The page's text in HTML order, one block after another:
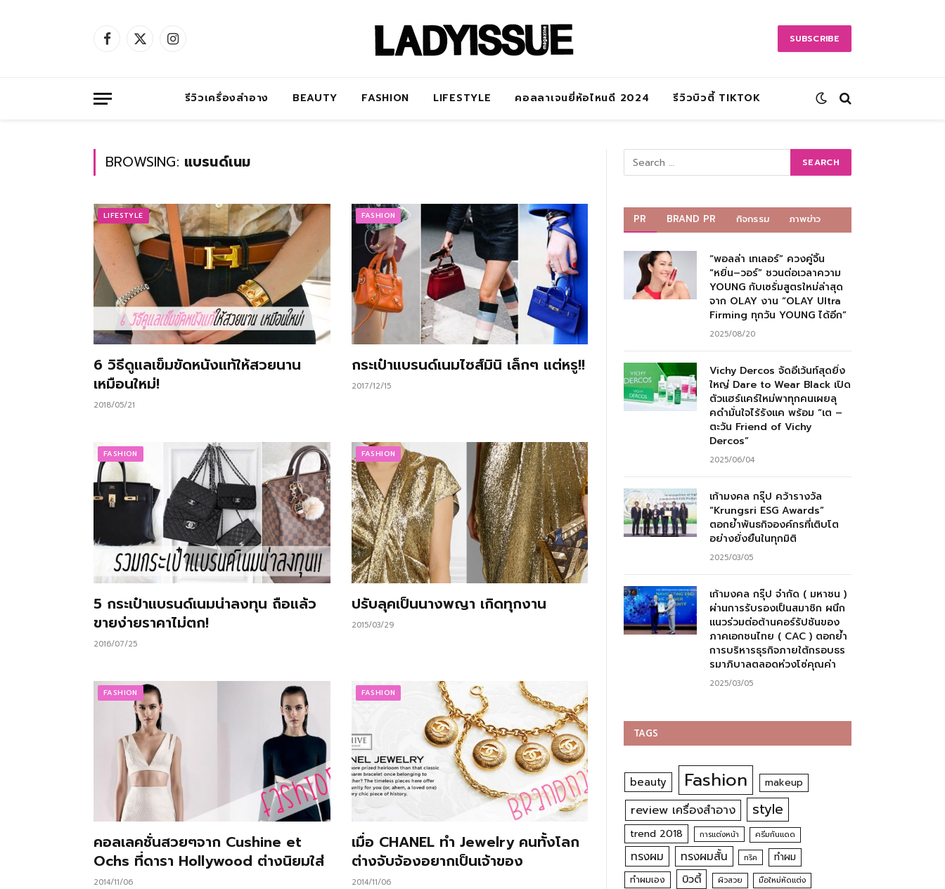
Facebook
X
Instagram SUBSCRIBE
รีวิวเครื่องสำอาง BEAUTY FASHION LIFESTYLE คอลลาเจนยี่ห้อไหนดี 2024 รีวิวบิวตี้ TIKTOK
BROWSING: แบรนด์เนม
LIFESTYLE
6 วิธีดูแลเข็มขัดหนังแท้ให้สวยนาน
เหมือนใหม่!
2018/05/21
FASHION
กระเป๋าแบรนด์เนมไซส์มินิ เล็กๆ แต่หรู!!
2017/12/15
FASHION
5 กระเป๋าแบรนด์เนมน่าลงทุน ถือแล้ว
ขายง่ายราคาไม่ตก!
2016/07/25
FASHION
ปรับลุคเป็นนางพญา เกิดทุกงาน
2015/03/29
FASHION
คอลเลคชั่นสวยๆจาก Cushine et
Ochs ที่ดารา Hollywood ต่างนิยมใส่
2014/11/06
FASHION
เมื่อ CHANEL ทำ Jewelry คนทั้งโลก
ต่างจับจ้องอยากเป็นเจ้าของ
2014/11/06
PR BRAND PR กิจกรรม ภาพข่าว
“พอลล่า เทเลอร์” ควงคู่จิ้น
“หยิ่น–วอร์” ชวนต่อเวลาความ
YOUNG กับเซรั่มสูตรใหม่ล่าสุด
จาก OLAY งาน “OLAY Ultra
Firming ทุกวัน YOUNG ได้อีก”
2025/08/20
Vichy Dercos จัดอีเว้นท์สุดยิ่ง
ใหญ่ Dare to Wear Black เปิด
ตัวแฮร์แคร์ใหม่พาทุกคนเผยลุ
คดำมั่นใจไร้รังแค พร้อม “เต –
ตะวัน Friend of Vichy
Dercos”
2025/06/04
เก้ามงคล กรุ๊ป คว้ารางวัล
“Krungsri ESG Awards”
ตอกย้ำพันธกิจองค์กรที่เติบโต
อย่างยั่งยืนในทุกมิติ
2025/03/05
เก้ามงคล กรุ๊ป จำกัด ( มหาชน )
ผ่านการรับรองเป็นสมาชิก ผนึก
แนวร่วมต่อต้านคอร์รัปชันของ
ภาคเอกชนไทย ( CAC ) ตอกย้ำ
การบริหารธุรกิจภายใต้กรอบธร
รมาภิบาลตลอดห่วงโซ่คุณค่า
2025/03/05
TAGS
beauty Fashion makeup
review เครื่องสำอาง style
trend 2018 การแต่งหน้า ครีมกันแดด
ทรงผม ทรงผมสั้น ทริค ทำผม
ทำผมเอง บิวตี้ ผิวสวย มือใหม่หัดแต่ง